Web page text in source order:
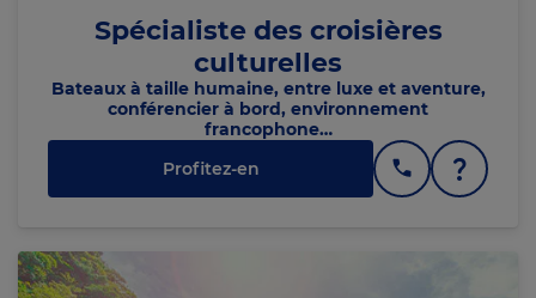
Spécialiste des croisières
culturelles
Bateaux à taille humaine, entre luxe et aventure,
conférencier à bord, environnement
francophone…
Profitez-en